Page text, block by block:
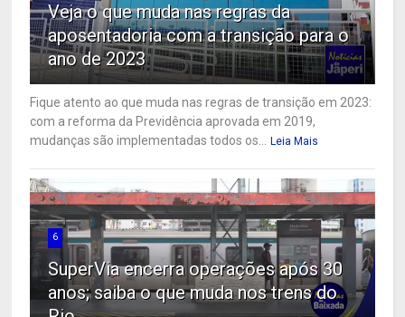
Veja o que muda nas regras da
aposentadoria com a transição para o
ano de 2023
Fique atento ao que muda nas regras de transição em 2023:
com a reforma da Previdência aprovada em 2019,
mudanças são implementadas todos os... Leia Mais
6
SuperVia encerra operações após 30
anos; saiba o que muda nos trens do